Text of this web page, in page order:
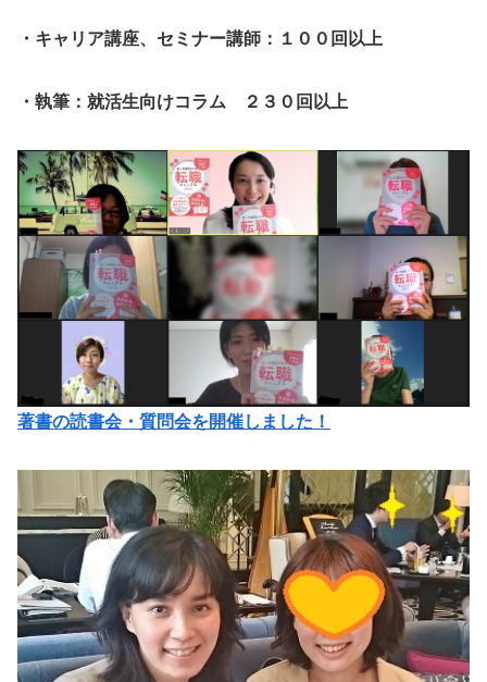
・キャリア講座、セミナー講師：１００回以上
・執筆：就活生向けコラム ２３０回以上
著書の読書会・質問会を開催しました！